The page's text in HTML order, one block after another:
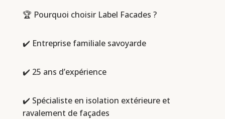
🏆 Pourquoi choisir Label Facades ?
✔️ Entreprise familiale savoyarde
✔️ 25 ans d’expérience
✔️ Spécialiste en isolation extérieure et
ravalement de façades